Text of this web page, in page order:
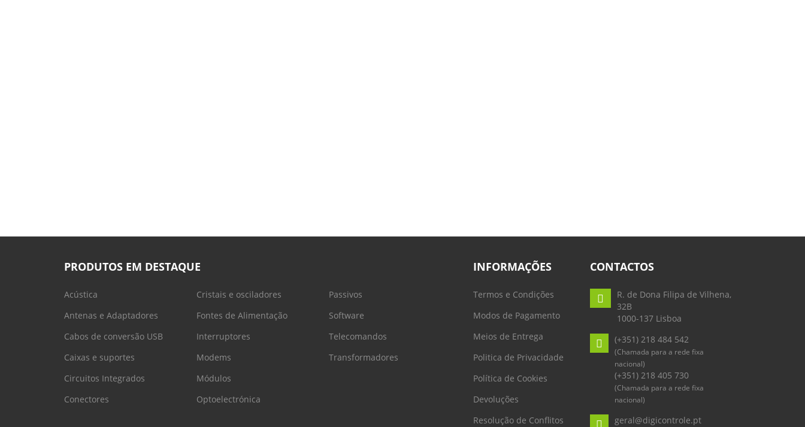
PRODUTOS EM DESTAQUE
Acústica
Antenas e Adaptadores
Cabos de conversão USB
Caixas e suportes
Circuitos Integrados
Conectores
Cristais e osciladores
Fontes de Alimentação
Interruptores
Modems
Módulos
Optoelectrónica
Passivos
Software
Telecomandos
Transformadores
INFORMAÇÕES
Termos e Condições
Modos de Pagamento
Meios de Entrega
Politica de Privacidade
Política de Cookies
Devoluções
Resolução de Conflitos
CONTACTOS
R. de Dona Filipa de Vilhena,
32B
1000-137 Lisboa
(+351) 218 484 542
(Chamada para a rede fixa
nacional)
(+351) 218 405 730
(Chamada para a rede fixa
nacional)
geral@digicontrole.pt